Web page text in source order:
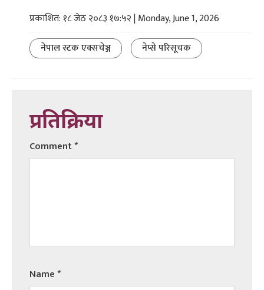
प्रकाशित: १८ जेठ २०८३ १७:५२ | Monday, June 1, 2026
नेपाल स्टक एक्सचेञ्ज
नेप्से परिसूचक
प्रतिक्रिया
Comment*
Name*